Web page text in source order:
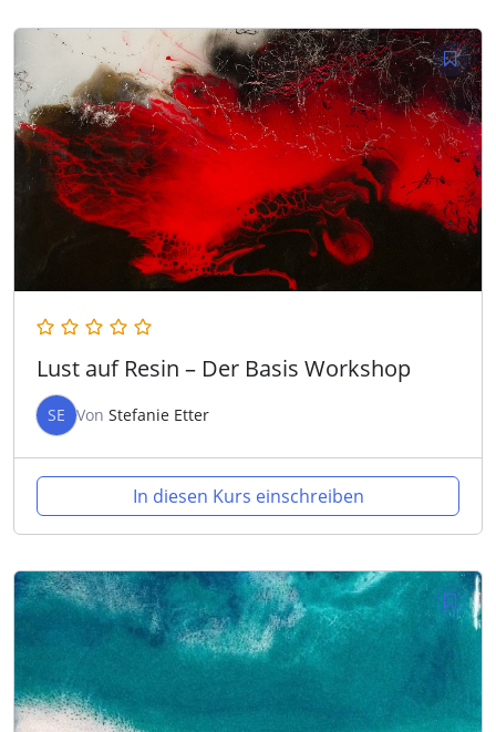
Lust auf Resin – Der Basis Workshop
SE Von Stefanie Etter
In diesen Kurs einschreiben